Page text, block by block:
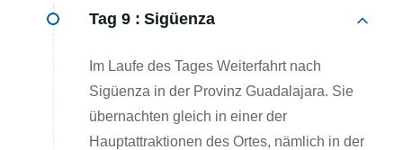
Tag 9 : Sigüenza
Im Laufe des Tages Weiterfahrt nach
Sigüenza in der Provinz Guadalajara. Sie
übernachten gleich in einer der
Hauptattraktionen des Ortes, nämlich in der